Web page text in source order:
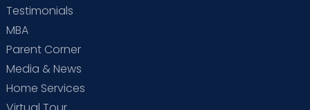
Testimonials
MBA
Parent Corner
Media & News
Home Services